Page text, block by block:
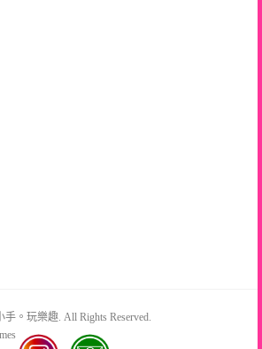
。玩樂趣. All Rights Reserved.